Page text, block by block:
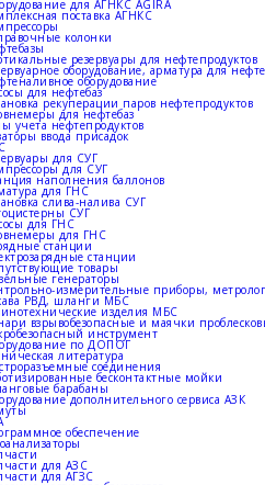
для АГНКС AGIRA
поставка АГНКС
колонки
резервуары для нефтепродуктов
оборудование, арматура для
оборудование
для нефтебаз
рекуперации паров нефтепродуктов
для нефтебаз
учета нефтепродуктов
ввода присадок
для СУГ
для СУГ
наполнения баллонов
для ГНС
слива-налива СУГ
СУГ
для ГНС
для ГНС
станции
станции
товары
генераторы
измерительные приборы,
РВД, шланги МБС
изделия МБС
взрывобезопасные и маячки
инструмент
по ДОПОГ
литература
соединения
бесконтактные мойки
барабаны
дополнительного сервиса АЗК
обеспечение
для АЗС
для АГЗС